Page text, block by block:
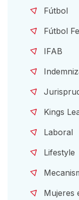
Fútbol
Fútbol
IFAB
Kings
Laboral
Lifestyle
Mujeres